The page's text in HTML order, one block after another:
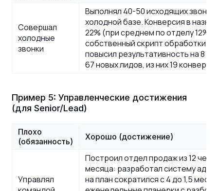
Совершал
холодные
звонки
Выполнял 40-50 исходящих
холодной базе. Конверсия в
22% (при среднем по отделу 12%).
собственный скрипт обработки
повысил результативность на 8
67 новых лидов, из них 19
Пример 5: Управленческие достижения
(для Senior/Lead)
Плохо
(обязанность)
Хорошо (достижение)
Управлял
Построил отдел продаж из 12
месяца: разработал систему
на план сократился с 4 до 1,5